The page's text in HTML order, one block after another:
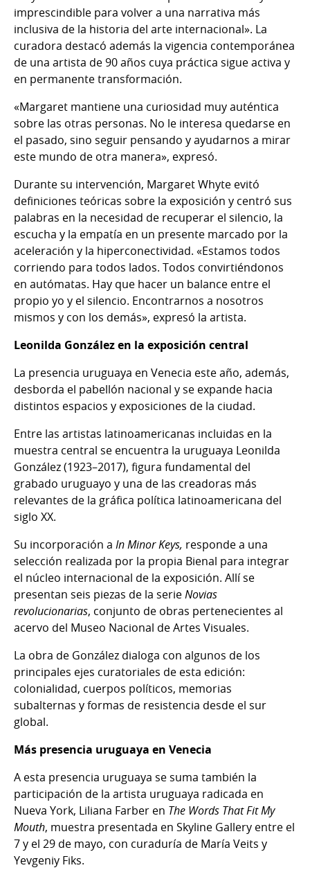
imprescindible para volver a una narrativa más
inclusiva de la historia del arte internacional». La
curadora destacó además la vigencia contemporánea
de una artista de 90 años cuya práctica sigue activa y
en permanente transformación.
«Margaret mantiene una curiosidad muy auténtica
sobre las otras personas. No le interesa quedarse en
el pasado, sino seguir pensando y ayudarnos a mirar
este mundo de otra manera», expresó.
Durante su intervención, Margaret Whyte evitó
definiciones teóricas sobre la exposición y centró sus
palabras en la necesidad de recuperar el silencio, la
escucha y la empatía en un presente marcado por la
aceleración y la hiperconectividad. «Estamos todos
corriendo para todos lados. Todos convirtiéndonos
en autómatas. Hay que hacer un balance entre el
propio yo y el silencio. Encontrarnos a nosotros
mismos y con los demás», expresó la artista.
Leonilda González en la exposición central
La presencia uruguaya en Venecia este año, además,
desborda el pabellón nacional y se expande hacia
distintos espacios y exposiciones de la ciudad.
Entre las artistas latinoamericanas incluidas en la
muestra central se encuentra la uruguaya Leonilda
González (1923–2017), figura fundamental del
grabado uruguayo y una de las creadoras más
relevantes de la gráfica política latinoamericana del
siglo XX.
Su incorporación a In Minor Keys, responde a una
selección realizada por la propia Bienal para integrar
el núcleo internacional de la exposición. Allí se
presentan seis piezas de la serieNovias
revolucionarias, conjunto de obras pertenecientes al
acervo del Museo Nacional de Artes Visuales.
La obra de González dialoga con algunos de los
principales ejes curatoriales de esta edición:
colonialidad, cuerpos políticos, memorias
subalternas y formas de resistencia desde el sur
global.
Más presencia uruguaya en Venecia
A esta presencia uruguaya se suma también la
participación de la artista uruguaya radicada en
Nueva York, Liliana Farber en The Words That Fit My
Mouth, muestra presentada en Skyline Gallery entre el
7 y el 29 de mayo, con curaduría de María Veits y
Yevgeniy Fiks.